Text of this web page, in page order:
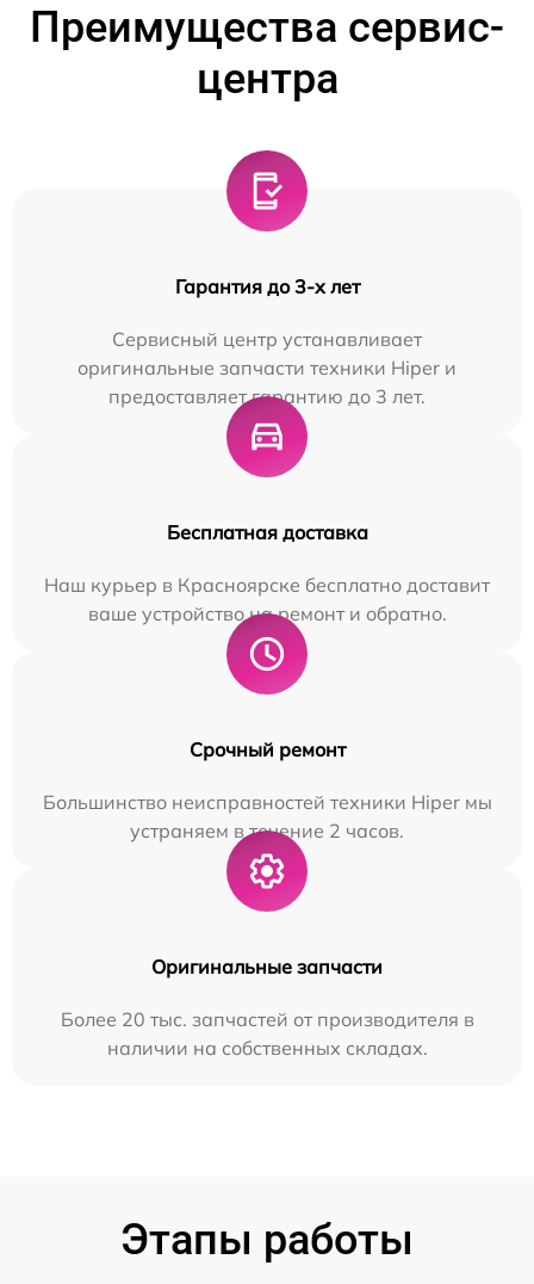
Преимущества сервис-
центра
Гарантия до 3-х лет
Сервисный центр устанавливает
оригинальные запчасти техники Hiper и
предоставляет гарантию до 3 лет.
Бесплатная доставка
Наш курьер в Красноярске бесплатно доставит
ваше устройство на ремонт и обратно.
Срочный ремонт
Большинство неисправностей техники Hiper мы
устраняем в течение 2 часов.
Оригинальные запчасти
Более 20 тыс. запчастей от производителя в
наличии на собственных складах.
Этапы работы